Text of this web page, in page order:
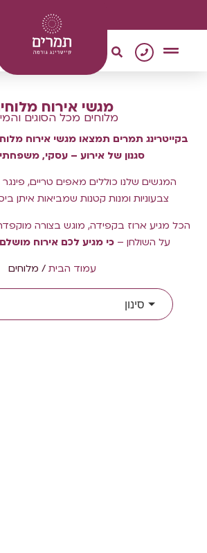
מגשי אירוח
מלוחים מכל הסוגים
בקייטרינג תמרים תמצאו מגשי אירוח
סגנון של אירוע – עסקי, משפחתי
המגשים שלנו כוללים מאפים טריים,
צבעוניות ומנות קטנות שמביאות איתן
הכל מגיע ארוז בקפידה, מוגש בצורה מוקפדת
על השולחן –כי מגיע לכם אירוח
עמוד הבית / מלוחים
סינון